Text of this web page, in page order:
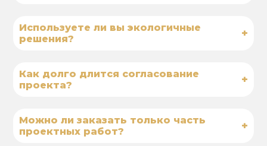
Используете ли вы экологичные
решения?
+
Как долго длится согласование
проекта?
+
Можно ли заказать только часть
проектных работ?
+